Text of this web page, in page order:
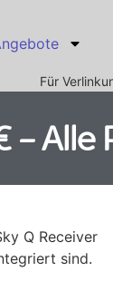
Für
–
Q Receiver
sind.